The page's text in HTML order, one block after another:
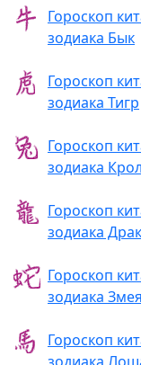
Гороскоп
зодиака Бык
Гороскоп
зодиака Тигр
Гороскоп
зодиака
Гороскоп
зодиака
Гороскоп
зодиака Змея
Гороскоп